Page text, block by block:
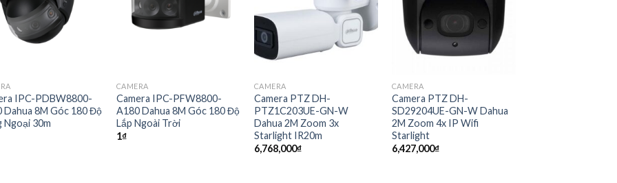
IPC-PDBW8800-
Dahua 8M Góc 180 Độ
Ngoại 30m
CAMERA
Camera IPC-PFW8800-
A180 Dahua 8M Góc 180 Độ
Lắp Ngoài Trời
1₫
CAMERA
Camera PTZ DH-
PTZ1C203UE-GN-W
Dahua 2M Zoom 3x
Starlight IR20m
6,768,000₫
CAMERA
Camera PTZ DH-
SD29204UE-GN-W Dahua
2M Zoom 4x IP Wifi
Starlight
6,427,000₫